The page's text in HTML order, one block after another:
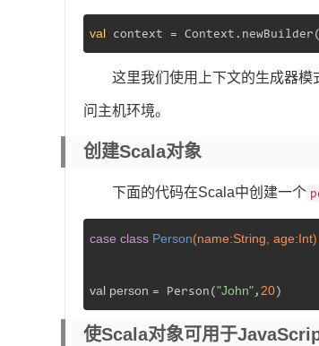
val context =
这里我们使用上下文的生成器模
问主机环境。
创建Scala对象
下面的代码在Scala中创建一个
case class Person(name:String, age:Int)
val person = Person("John" , 20)
使Scala对象可用于